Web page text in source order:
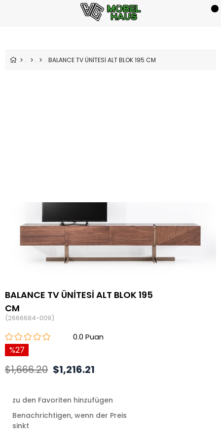
BALANCE TV ÜNİTESİ ALT BLOK 195 CM
BALANCE TV ÜNİTESİ ALT BLOK 195
CM
(2666684-009)
0.0
27
$1,666.20 $1,216.21
zu den Favoriten hinzufügen
Benachrichtigen, wenn der Preis
sinkt